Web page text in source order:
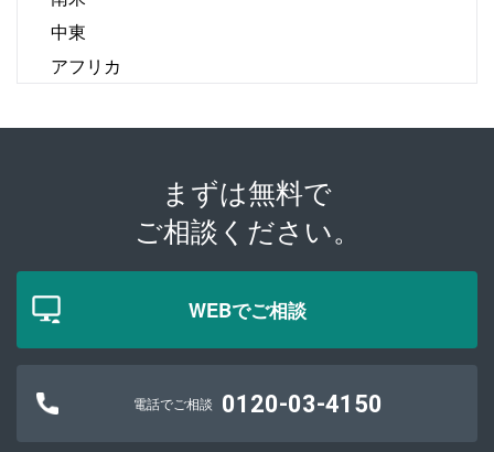
中東
アフリカ
まずは無料で
ご相談ください。
WEBでご相談
電話でご相談 0120-03-4150